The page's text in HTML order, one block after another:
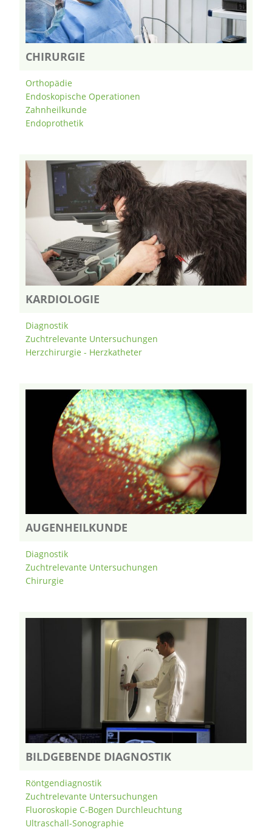
CHIRURGIE
Orthopädie
Endoskopische Operationen
Zahnheilkunde
Endoprothetik
KARDIOLOGIE
Diagnostik
Zuchtrelevante Untersuchungen
Herzchirurgie - Herzkatheter
AUGENHEILKUNDE
Diagnostik
Zuchtrelevante Untersuchungen
Chirurgie
BILDGEBENDE DIAGNOSTIK
Röntgendiagnostik
Zuchtrelevante Untersuchungen
Fluoroskopie C-Bogen Durchleuchtung
Ultraschall-Sonographie